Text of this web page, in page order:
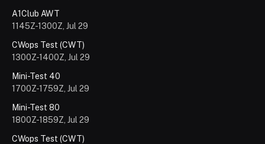
A1Club AWT
1145Z-1300Z, Jul 29
CWops Test (CWT)
1300Z-1400Z, Jul 29
Mini-Test 40
1700Z-1759Z, Jul 29
Mini-Test 80
1800Z-1859Z, Jul 29
CWops Test (CWT)